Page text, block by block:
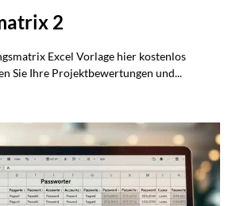
2
Excel Vorlage hier kostenlos
Sie Ihre Projektbewertungen und...